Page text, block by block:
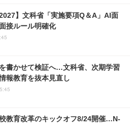
2027】文科省「実施要項Q＆A」AI面
接ルール明確化
書かせて検証へ…文科省、次期学習
報教育を抜本見直し
教育改革のキックオフ8/24開催…N-